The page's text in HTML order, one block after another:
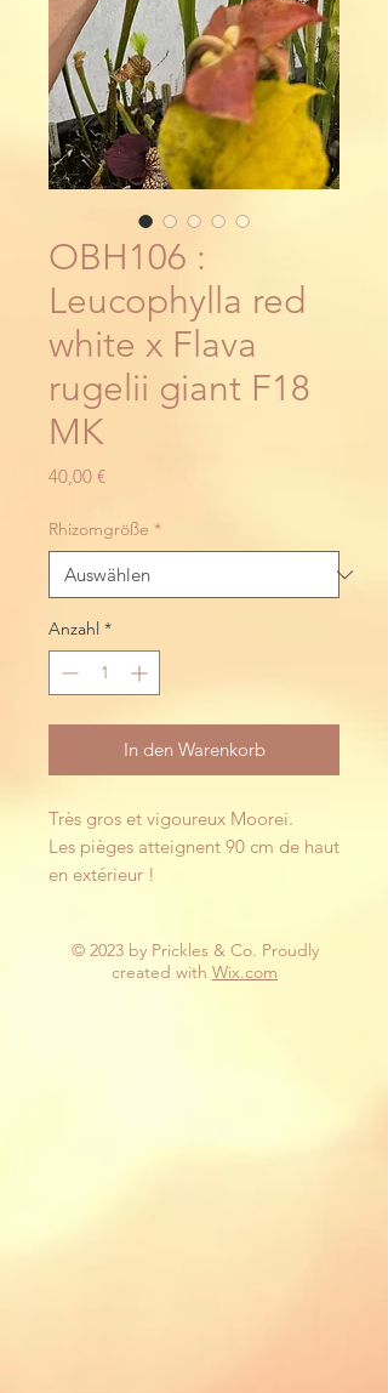
OBH106 :
Leucophylla red
white x Flava
rugelii giant F18
MK
40,00 €Preis
Rhizomgröße *
Anzahl *
In den Warenkorb
Très gros et vigoureux Moorei.
Les pièges atteignent 90 cm de haut
en extérieur !
© 2023 by Prickles & Co. Proudly
created with Wix.com